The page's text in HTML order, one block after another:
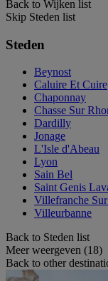
Back to Wijken list
Skip Steden list
Steden
Beynost
Caluire Et Cuire
Chaponnay
Chasse Sur
Dardilly
Jonage
L'Isle d'Abeau
Lyon
Sain Bel
Saint Genis
Villefranche
Villeurbanne
Back to Steden list
Meer weergeven (18)
Back to other